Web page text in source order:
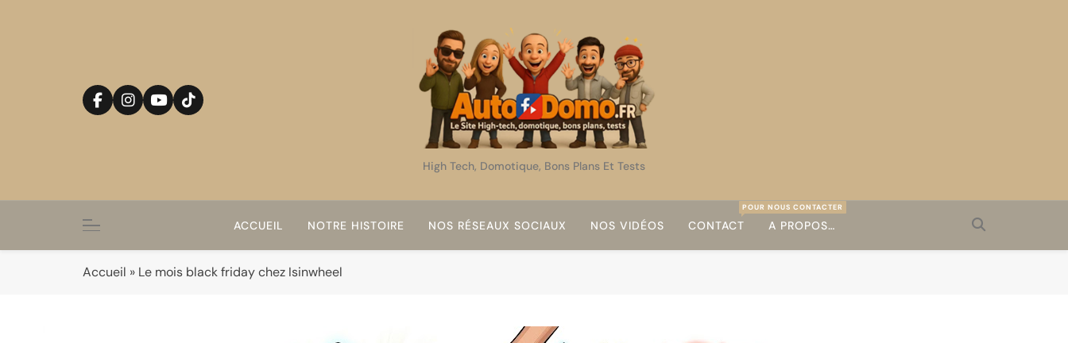
AutoDomo
High Tech, Domotique, Bons Plans Et Tests
ACCUEIL NOTRE HISTOIRE NOS RÉSEAUX SOCIAUX NOS VIDÉOS CONTACT
POUR NOUS CONTACTER
A PROPOS…
Accueil » Le mois black friday chez Isinwheel